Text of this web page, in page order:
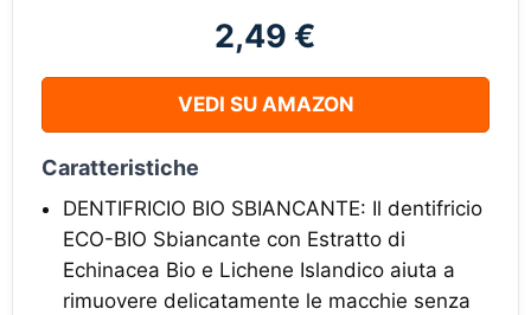
2,49 €
VEDI SU AMAZON
Caratteristiche
DENTIFRICIO BIO SBIANCANTE: Il dentifricio
ECO-BIO Sbiancante con Estratto di
Echinacea Bio e Lichene Islandico aiuta a
rimuovere delicatamente le macchie senza